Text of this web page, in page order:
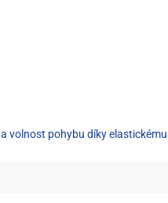
volnost pohybu díky